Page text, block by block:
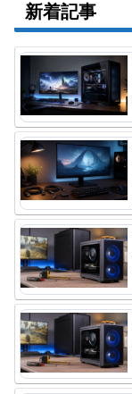
新着記事